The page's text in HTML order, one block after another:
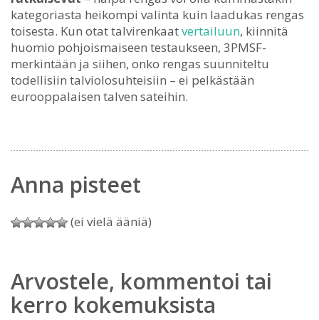
kategoriasta heikompi valinta kuin laadukas rengas
toisesta. Kun otat talvirenkaatvertailuun, kiinnitä
huomio pohjoismaiseen testaukseen, 3PMSF-
merkintään ja siihen, onko rengas suunniteltu
todellisiin talviolosuhteisiin – ei pelkästään
eurooppalaisen talven sateihin.
Anna pisteet
(ei vielä ääniä)
Arvostele, kommentoi tai
kerro kokemuksista